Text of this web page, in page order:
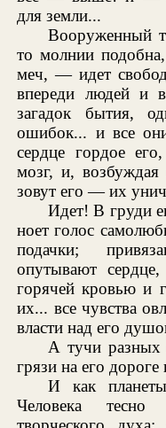
для земли...
Вооруженный
то молнии
меч, — идет
впереди людей и
загадок бытия,
ошибок... и все
сердце гордое
мозг, и,
зовут его — их
Идет! В груди
ноет голос
подачки;
опутывают
горячей кровью и
их... все чувства
власти над его
А тучи разных
грязи на его
И как
Человека